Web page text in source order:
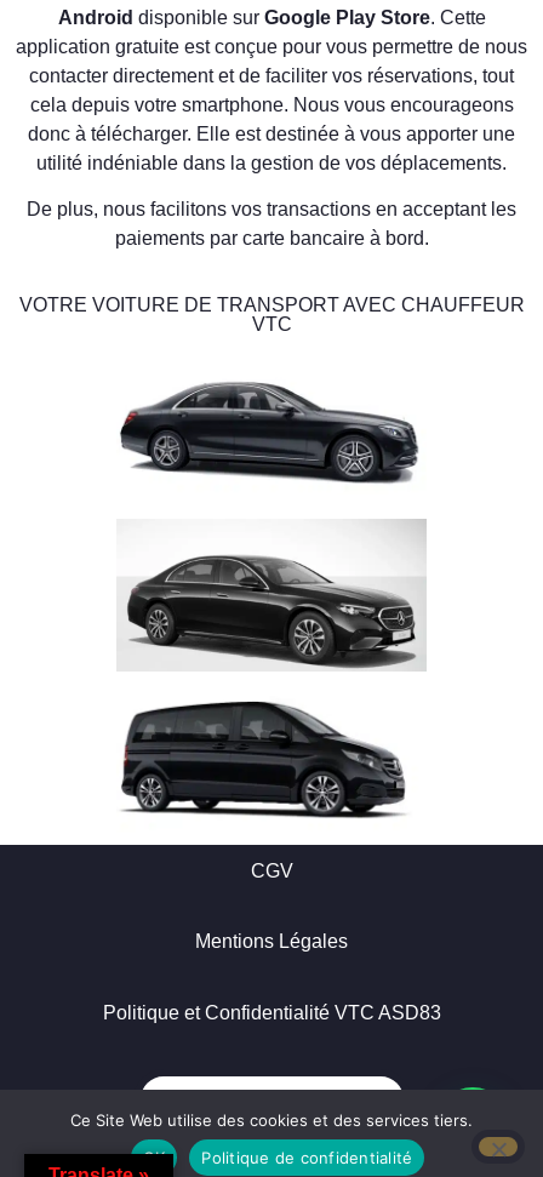
Android disponible surGoogle Play Store. Cette
application gratuite est conçue pour vous permettre de nous
contacter directement et de faciliter vos réservations, tout
cela depuis votre smartphone. Nous vous encourageons
donc à télécharger. Elle est destinée à vous apporter une
utilité indéniable dans la gestion de vos déplacements.
De plus, nous facilitons vos transactions en acceptant les
paiements par carte bancaire à bord.
VOTRE VOITURE DE TRANSPORT AVEC CHAUFFEUR
VTC
CGV
Mentions Légales
Politique et Confidentialité VTC ASD83
Ce Site Web utilise des cookies et des services tiers.
OK
Politique de confidentialité